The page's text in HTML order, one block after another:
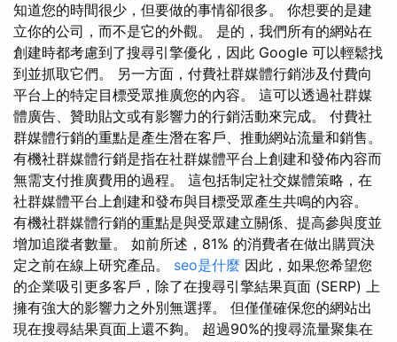
知道您的時間很少，但要做的事情卻很多。 你想要的是建
立你的公司，而不是它的外觀。 是的，我們所有的網站在
創建時都考慮到了搜尋引擎優化，因此 Google 可以輕鬆找
到並抓取它們。 另一方面，付費社群媒體行銷涉及付費向
平台上的特定目標受眾推廣您的內容。 這可以透過社群媒
體廣告、贊助貼文或有影響力的行銷活動來完成。 付費社
群媒體行銷的重點是產生潛在客戶、推動網站流量和銷售。
有機社群媒體行銷是指在社群媒體平台上創建和發佈內容而
無需支付推廣費用的過程。 這包括制定社交媒體策略，在
社群媒體平台上創建和發布與目標受眾產生共鳴的內容。
有機社群媒體行銷的重點是與受眾建立關係、提高參與度並
增加追蹤者數量。 如前所述，81% 的消費者在做出購買決
定之前在線上研究產品。 seo是什麼 因此，如果您希望您
的企業吸引更多客戶，除了在搜尋引擎結果頁面 (SERP) 上
擁有強大的影響力之外別無選擇。 但僅僅確保您的網站出
現在搜尋結果頁面上還不夠。 超過90%的搜尋流量聚集在